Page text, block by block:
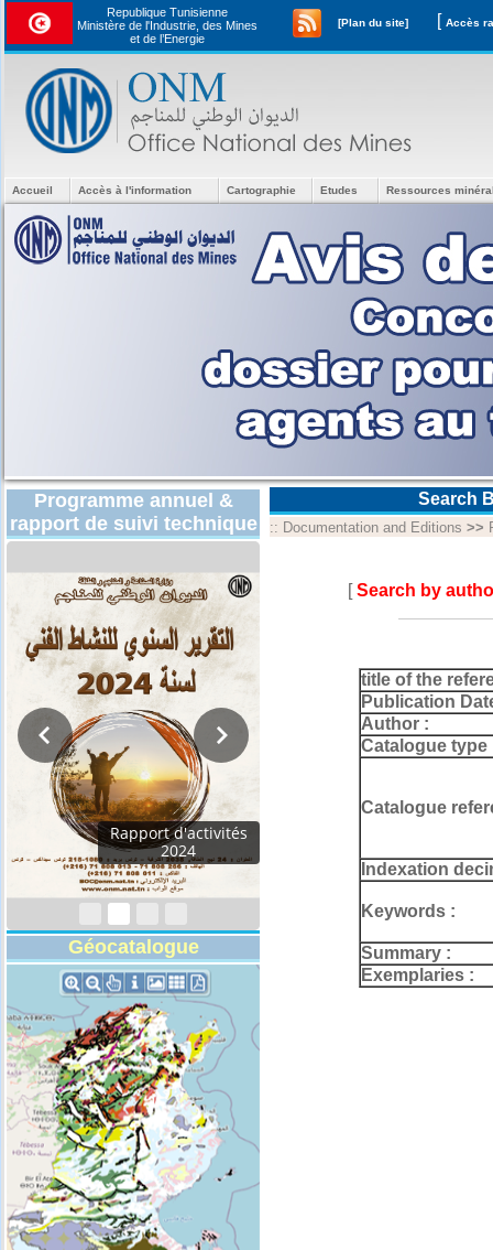
Republique Tunisienne
Ministère de l'Industrie, des Mines
et de l’Energie
[Plan du site] [
Accueil Accès à l'information Cartographie Etudes Ressources
Programme annuel &
rapport de suivi technique
Rapport d'activités
2024
Géocatalogue
Search
:: Documentation and Editions >>
[Search by
title of the
Publication
Author :
Catalogue type
Catalogue
Indexation
Keywords :
Summary :
Exemplaries :